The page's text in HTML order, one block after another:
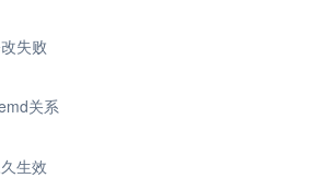
失败
关系
生效